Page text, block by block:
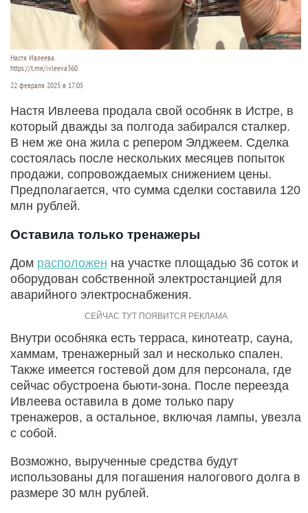
Настя Ивлеева.
https://t.me/ivleeva360
22 февраля 2025 в 17:05
Настя Ивлеева продала свой особняк в Истре, в
который дважды за полгода забирался сталкер.
В нем же она жила с репером Элджеем. Сделка
состоялась после нескольких месяцев попыток
продажи, сопровождаемых снижением цены.
Предполагается, что сумма сделки составила 120
млн рублей.
Оставила только тренажеры
Дом расположен на участке площадью 36 соток и
оборудован собственной электростанцией для
аварийного электроснабжения.
Внутри особняка есть терраса, кинотеатр, сауна,
хаммам, тренажерный зал и несколько спален.
Также имеется гостевой дом для персонала, где
сейчас обустроена бьюти-зона. После переезда
Ивлеева оставила в доме только пару
тренажеров, а остальное, включая лампы, увезла
с собой.
Возможно, вырученные средства будут
использованы для погашения налогового долга в
размере 30 млн рублей.